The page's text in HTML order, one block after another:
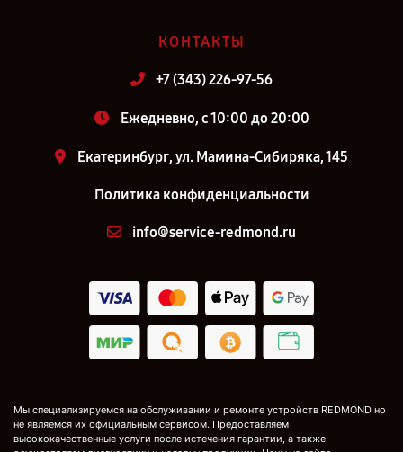
КОНТАКТЫ
+7 (343) 226-97-56
Ежедневно, с 10:00 до 20:00
Екатеринбург, ул. Мамина-Сибиряка, 145
Политика конфиденциальности
info@service-redmond.ru
Мы специализируемся на обслуживании и ремонте устройств REDMOND но
не являемся их официальным сервисом. Предоставляем
высококачественные услуги после истечения гарантии, а также